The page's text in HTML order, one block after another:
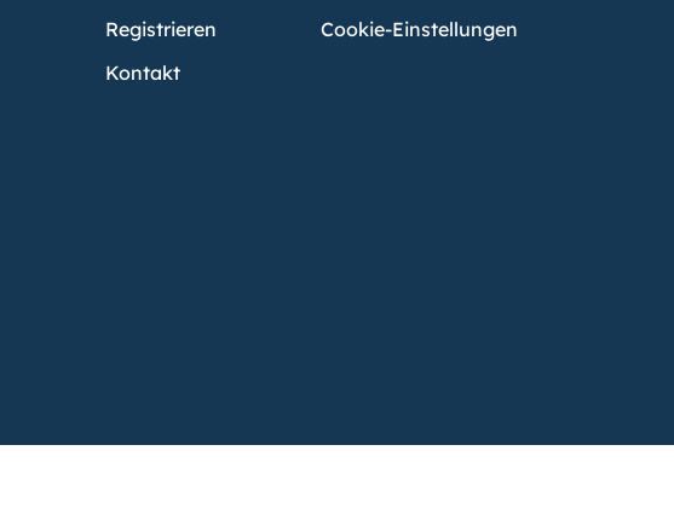
Registrieren
Kontakt
Cookie-Einstellungen